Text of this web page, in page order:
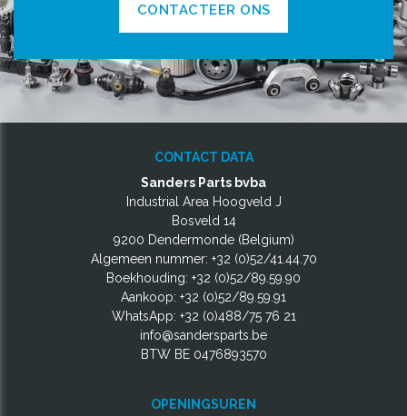
CONTACTEER ONS
CONTACT DATA
Sanders Parts bvba
Industrial Area Hoogveld J
Bosveld 14
9200 Dendermonde (Belgium)
Algemeen nummer: +32 (0)52/41.44.70
Boekhouding: +32 (0)52/89.59.90
Aankoop: +32 (0)52/89.59.91
WhatsApp: +32 (0)488/75 76 21
info@sandersparts.be
BTW BE 0476893570
OPENINGSUREN